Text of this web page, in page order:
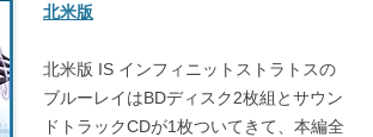
北米版
北米版 IS インフィニットストラトスの
ブルーレイはBDディスク2枚組とサウン
ドトラックCDが1枚ついてきて、本編全